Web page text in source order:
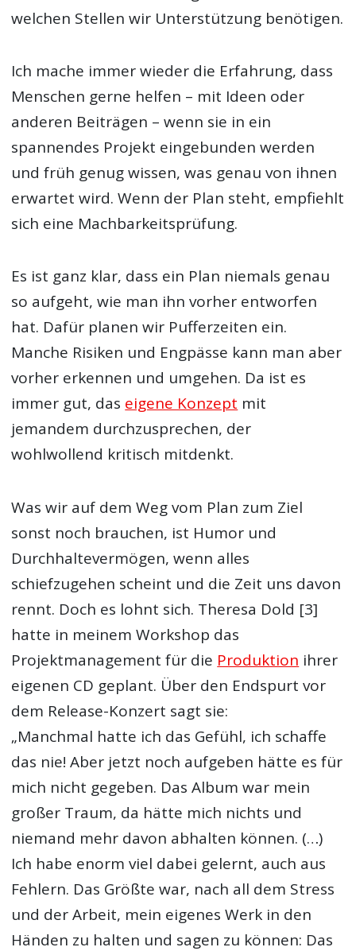
welchen Stellen wir Unterstützung benötigen.
Ich mache immer wieder die Erfahrung, dass
Menschen gerne helfen – mit Ideen oder
anderen Beiträgen – wenn sie in ein
spannendes Projekt eingebunden werden
und früh genug wissen, was genau von ihnen
erwartet wird. Wenn der Plan steht, empfiehlt
sich eine Machbarkeitsprüfung.
Es ist ganz klar, dass ein Plan niemals genau
so aufgeht, wie man ihn vorher entworfen
hat. Dafür planen wir Pufferzeiten ein.
Manche Risiken und Engpässe kann man aber
vorher erkennen und umgehen. Da ist es
immer gut, das eigene Konzept mit
jemandem durchzusprechen, der
wohlwollend kritisch mitdenkt.
Was wir auf dem Weg vom Plan zum Ziel
sonst noch brauchen, ist Humor und
Durchhaltevermögen, wenn alles
schiefzugehen scheint und die Zeit uns davon
rennt. Doch es lohnt sich. Theresa Dold [3]
hatte in meinem Workshop das
Projektmanagement für die Produktion ihrer
eigenen CD geplant. Über den Endspurt vor
dem Release-Konzert sagt sie:
„Manchmal hatte ich das Gefühl, ich schaffe
das nie! Aber jetzt noch aufgeben hätte es für
mich nicht gegeben. Das Album war mein
großer Traum, da hätte mich nichts und
niemand mehr davon abhalten können. (…)
Ich habe enorm viel dabei gelernt, auch aus
Fehlern. Das Größte war, nach all dem Stress
und der Arbeit, mein eigenes Werk in den
Händen zu halten und sagen zu können: Das